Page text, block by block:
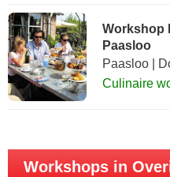
Workshop
Paasloo
Paasloo |
Culinaire
Workshops in